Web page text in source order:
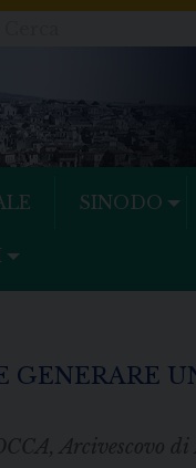
SINODO
GENERARE
Arcivescovo di